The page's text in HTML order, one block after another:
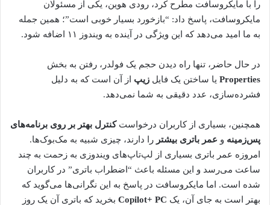
را با مایکروسافت مطرح کرد، رودی هوین، یکی از مسئولان
مایکروسافت، پاسخ داد: “بازخورد بسیار خوبی است”؛ همین جمله
به ما امید می‌دهد که این ویژگی در آینده به ویندوز ۱۱ اضافه شود.
در حال حاضر، تنها راه دیدن حجم یک فولدر، رفتن به بخش
Properties یا ساختن یک فایل زیپ از آن است که به دلیل
فشرده‌سازی، عدد دقیقی به شما نمی‌دهد.
همچنین، بسیاری از کاربران درخواستکنترل بهتر بر روی برنامه‌های
پس‌زمینه و عمر باتری بیشتر را دارند، چیزی شبیه به مک‌بوک‌ها.
امروزه عمر باتری بسیاری از لپ‌تاپ‌های ویندوزی به زحمت به چند
ساعت می‌رسد و این مسئله باعث “اضطراب باتری” در کاربران
شده است. اما مایکروسافت در پاسخ به این نگرانی‌ها می‌گوید که
بهتر است به جای آن، یک Copilot+ PC بخرید که باتری آن یک روز